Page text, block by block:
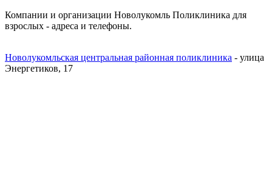
Компании и организации Новолукомль Поликлиника для
взрослых - адреса и телефоны.
Новолукомльская центральная районная поликлиника - улица
Энергетиков, 17